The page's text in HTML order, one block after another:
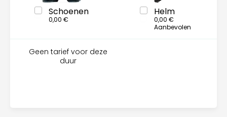
Schoenen
0,00 €
Helm
0,00 €
Aanbevolen
Geen tarief voor deze
duur